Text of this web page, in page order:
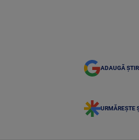
ADAUGĂ
URMĂREȘTE